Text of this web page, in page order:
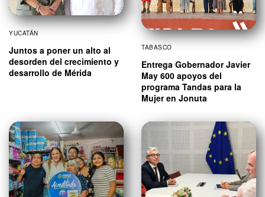
YUCATÁN
Juntos a poner un alto al
desorden del crecimiento y
desarrollo de Mérida
TABASCO
Entrega Gobernador Javier
May 600 apoyos del
programa Tandas para la
Mujer en Jonuta